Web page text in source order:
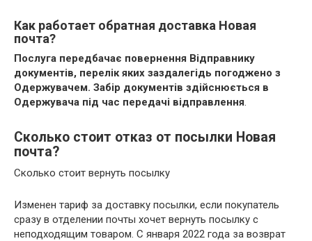
Как работает обратная доставка Новая
почта?
Послуга передбачає повернення Відправнику
документів, перелік яких заздалегідь погоджено з
Одержувачем. Забір документів здійснюється в
Одержувача під час передачі відправлення.
Сколько стоит отказ от посылки Новая
почта?
Сколько стоит вернуть посылку
Изменен тариф за доставку посылки, если покупатель
сразу в отделении почты хочет вернуть посылку с
неподходящим товаром. С января 2022 года за возврат